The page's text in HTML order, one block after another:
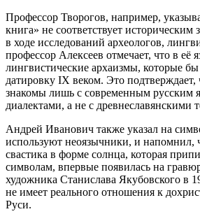
Профессор Творогов, например,
книга» не соответствует
в ходе исследований археологов,
профессор Алексеев отмечает, что в её
лингвистические архаизмы, которые
датировку IX веком. Это
знакомы лишь с современным русским
диалектами, а не с древнеславянскими
Андрей Иванович также указал на
используют неоязычники, и напомнил,
свастика в форме солнца, которая
символам, впервые появилась на
художника Станислава Якубовского в
не имеет реального отношения к
Руси.